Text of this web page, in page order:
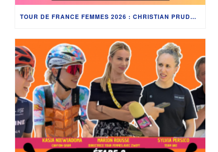
TOUR DE FRANCE FEMMES 2026 : CHRISTIAN PRUDHOMME, CÉLIA GÉRY, SHARI BOSSUYT ET LES COULISSES EN BOURGOGNE